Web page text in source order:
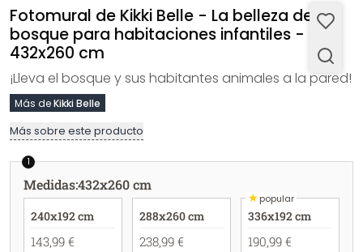
Fotomural de Kikki Belle - La belleza del
bosque para habitaciones infantiles -
432x260 cm
¡Lleva el bosque y sus habitantes animales a la pared!
Más deKikki Belle
Más sobre este producto
1
Medidas:432x260 cm
240x192 cm
143,99 €
288x260 cm
238,99 €
★popular
336x192 cm
190,99 €